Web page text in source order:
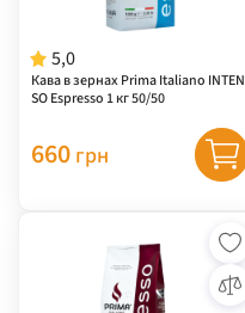
5,0
Кава в зернах Prima Italiano INTEN
SO Espresso 1 кг 50/50
660 грн